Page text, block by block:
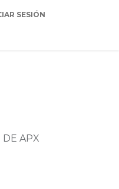
SESIÓN
DE APX